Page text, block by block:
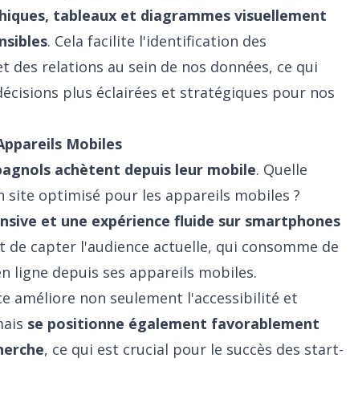
tableaux et diagrammes visuellement
. Cela facilite l'identification des
des relations au sein de nos données, ce qui
plus éclairées et stratégiques pour nos
Mobiles
achètent depuis leur mobile. Quelle
site optimisé pour les appareils mobiles ?
et une expérience fluide sur smartphones
de capter l'audience actuelle, qui consomme de
ligne depuis ses appareils mobiles.
améliore non seulement l'accessibilité et
se positionne également favorablement
, ce qui est crucial pour le succès des start-